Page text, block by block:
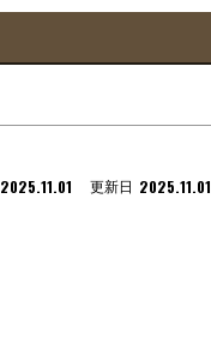
2025.11.01 更新日 2025.11.01